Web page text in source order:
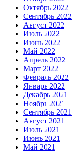
Октябрь 2022
Сентябрь 2022
Август 2022
Июль 2022
Июнь 2022
Май 2022
Апрель 2022
Март 2022
Февраль 2022
Январь 2022
Декабрь 2021
Ноябрь 2021
Сентябрь 2021
Август 2021
Июль 2021
Июнь 2021
Май 2021